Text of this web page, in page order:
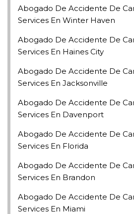
Abogado De Accidente De
Services En Winter Haven
Abogado De Accidente De
Services En Haines City
Abogado De Accidente De
Services En Jacksonville
Abogado De Accidente De
Services En Davenport
Abogado De Accidente De
Services En Florida
Abogado De Accidente De
Services En Brandon
Abogado De Accidente De
Services En Miami